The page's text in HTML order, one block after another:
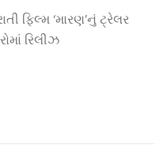
ફિલ્મ ‘મારણ’નું ટ્રેલર
રિલીઝ